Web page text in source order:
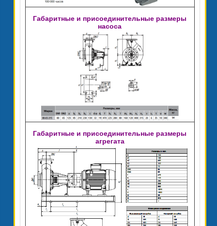
Габаритные и присоединительные размеры
насоса
Габаритные и присоединительные размеры
агрегата